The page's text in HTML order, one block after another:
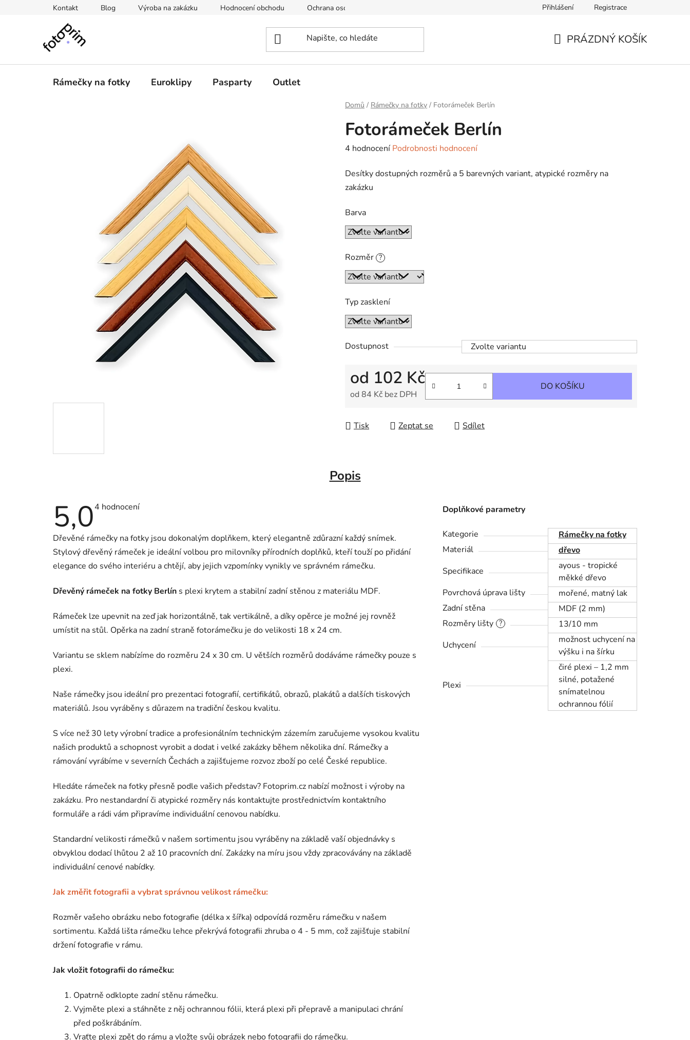
Kontakt Blog Výroba na zakázku Hodnocení obchodu Ochrana osobních údajů Doprava a platba Moje objednávka
Přihlášení Registrace
PRÁZDNÝ KOŠÍK
Rámečky na fotky Euroklipy Pasparty Outlet
Domů / Rámečky na fotky / Fotorámeček Berlín
Fotorámeček Berlín
Průměrné
produktu
je
z
5
4 hodnocení Podrobnosti hodnocení
Desítky dostupných rozměrů a 5 barevných variant, atypické rozměry na
zakázku
Barva
Rozměr ?
Typ zasklení
Dostupnost Zvolte variantu
od 102 Kč
od 84 Kč bez DPH
DO KOŠÍKU
Tisk Zeptat se Sdílet
Popis
5,0Průměrné
5,0
5
hvězdiček.
4 hodnocení
Dřevěné rámečky na fotky jsou dokonalým doplňkem, který elegantně zdůrazní každý snímek.
Stylový dřevěný rámeček je ideální volbou pro milovníky přírodních doplňků, kteří touží po přidání
elegance do svého interiéru a chtějí, aby jejich vzpomínky vynikly ve správném rámečku.
Dřevěný rámeček na fotky Berlín s plexi krytem a stabilní zadní stěnou z materiálu MDF.
Rámeček lze upevnit na zeď jak horizontálně, tak vertikálně, a díky opěrce je možné jej rovněž
umístit na stůl. Opěrka na zadní straně fotorámečku je do velikosti 18 x 24 cm.
Variantu se sklem nabízíme do rozměru 24 x 30 cm. U větších rozměrů dodáváme rámečky pouze s
plexi.
Naše rámečky jsou ideální pro prezentaci fotografií, certifikátů, obrazů, plakátů a dalších tiskových
materiálů. Jsou vyráběny s důrazem na tradiční českou kvalitu.
S více než 30 lety výrobní tradice a profesionálním technickým zázemím zaručujeme vysokou kvalitu
našich produktů a schopnost vyrobit a dodat i velké zakázky během několika dní. Rámečky a
rámování vyrábíme v severních Čechách a zajišťujeme rozvoz zboží po celé České republice.
Hledáte rámeček na fotky přesně podle vašich představ? Fotoprim.cz nabízí možnost i výroby na
zakázku. Pro nestandardní či atypické rozměry nás kontaktujte prostřednictvím kontaktního
formuláře a rádi vám připravíme individuální cenovou nabídku.
Standardní velikosti rámečků v našem sortimentu jsou vyráběny na základě vaší objednávky s
obvyklou dodací lhůtou 2 až 10 pracovních dní. Zakázky na míru jsou vždy zpracovávány na základě
individuální cenové nabídky.
Jak změřit fotografii a vybrat správnou velikost rámečku:
Rozměr vašeho obrázku nebo fotografie (délka x šířka) odpovídá rozměru rámečku v našem
sortimentu. Každá lišta rámečku lehce překrývá fotografii zhruba o 4 - 5 mm, což zajišťuje stabilní
držení fotografie v rámu.
Jak vložit fotografii do rámečku:
Opatrně odklopte zadní stěnu rámečku.
Vyjměte plexi a stáhněte z něj ochrannou fólii, která plexi při přepravě a manipulaci chrání
před poškrábáním.
Vraťte plexi zpět do rámu a vložte svůj obrázek nebo fotografii do rámečku.
Doplňkové parametry
Kategorie
Rámečky na fotky
Materiál
dřevo
Specifikace
ayous - tropické
měkké dřevo
Povrchová úprava lišty
mořené, matný lak
Zadní stěna
MDF (2 mm)
?
Rozměry lišty
13/10 mm
Uchycení
možnost uchycení na
výšku i na šírku
Plexi
čiré plexi – 1,2 mm
silné, potažené
snímatelnou
ochrannou fólií